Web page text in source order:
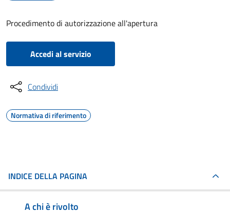
Procedimento di autorizzazione all'apertura
Accedi al servizio
Condividi
Normativa di riferimento
INDICE DELLA PAGINA
A chi è rivolto